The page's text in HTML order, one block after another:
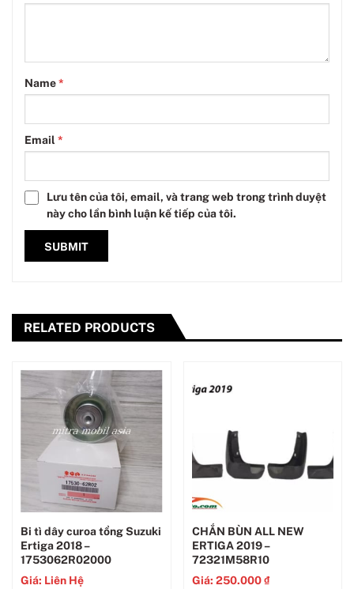
Name*
Email *
Lưu tên của tôi, email, và trang web trong trình duyệt
này cho lần bình luận kế tiếp của tôi.
RELATED PRODUCTS
Bi tì dây curoa tổng Suzuki
Ertiga 2018 –
1753062R02000
Giá: Liên Hệ
CHẮN BÙN ALL NEW
ERTIGA 2019 –
72321M58R10
Giá: 250.000₫